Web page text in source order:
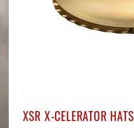
XSR X-CELERATOR HATS